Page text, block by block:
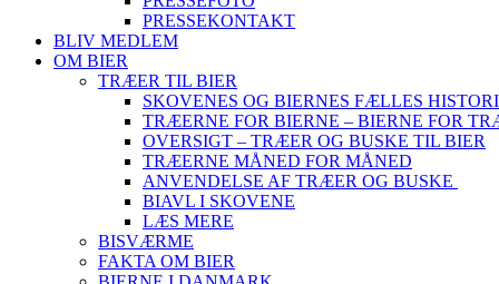
PRESSEKONTAKT
BLIV MEDLEM
OM BIER
TRÆER TIL BIER
SKOVENES OG BIERNES FÆLLES
TRÆERNE FOR BIERNE – BIERNE FOR
OVERSIGT – TRÆER OG BUSKE TIL BIER
TRÆERNE MÅNED FOR MÅNED
ANVENDELSE AF TRÆER OG BUSKE
BIAVL I SKOVENE
LÆS MERE
BISVÆRME
FAKTA OM BIER